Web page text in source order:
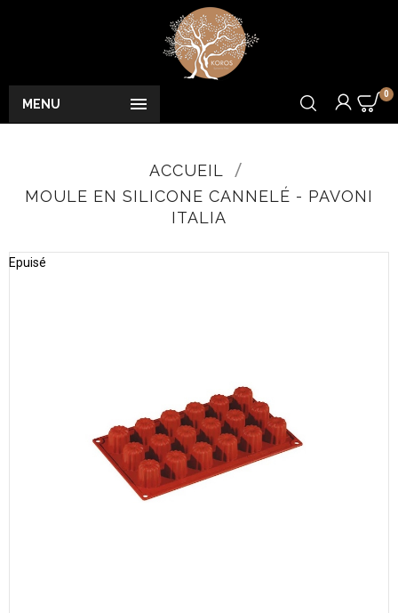

MENU
0
ACCUEIL
MOULE EN SILICONE CANNELÉ - PAVONI
ITALIA
Epuisé